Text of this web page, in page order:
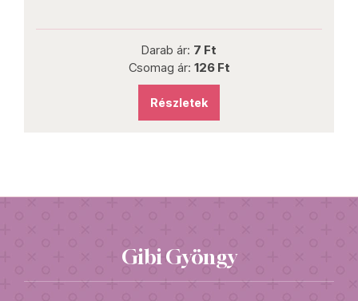
Darab ár: 7 Ft
Csomag ár: 126 Ft
Részletek
Gibi Gyöngy